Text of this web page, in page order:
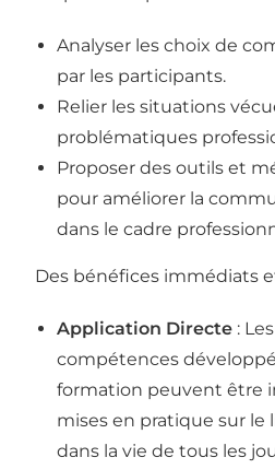
Analyser les choix de
par les participants.
Relier les situations
problématiques
Proposer des outils et
pour améliorer la
dans le cadre
Des bénéfices immédiats
Application Directe :
compétences
formation peuvent être
mises en pratique sur le
dans la vie de tous les